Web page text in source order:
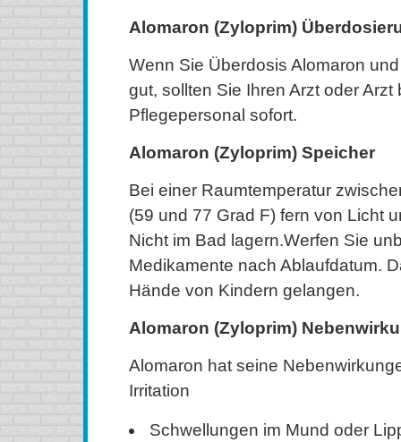
Alomaron (Zyloprim)
Wenn Sie Überdosis Alomaron
gut, sollten Sie Ihren Arzt oder Arzt
Pflegepersonal sofort.
Alomaron (Zyloprim) Speicher
Bei einer Raumtemperatur
(59 und 77 Grad F) fern von Licht
Nicht im Bad lagern.Werfen Sie
Medikamente nach Ablaufdatum.
Hände von Kindern gelangen.
Alomaron (Zyloprim)
Alomaron hat seine
Irritation
Schwellungen im Mund oder